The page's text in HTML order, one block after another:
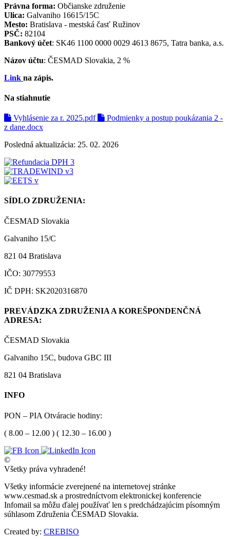
Právna forma: Občianske združenie
Ulica: Galvaniho 16615/15C
Mesto: Bratislava - mestská časť Ružinov
PSČ: 82104
Bankový účet: SK46 1100 0000 0029 4613 8675, Tatra banka, a.s.
Názov účtu: ČESMAD Slovakia, 2 %
Link na zápis.
Na stiahnutie
Vyhlásenie za r. 2025.pdf
Podmienky a postup poukázania 2 -
z dane.docx
Posledná aktualizácia: 25. 02. 2026
SÍDLO ZDRUŽENIA:
ČESMAD Slovakia
Galvaniho 15/C
821 04 Bratislava
IČO: 30779553
IČ DPH: SK2020316870
PREVÁDZKA ZDRUŽENIA A KOREŠPONDENČNÁ
ADRESA:
ČESMAD Slovakia
Galvaniho 15C, budova GBC III
821 04 Bratislava
INFO
PON – PIA Otváracie hodiny:
( 8.00 – 12.00 ) ( 12.30 – 16.00 )
©
Všetky práva vyhradené!
Všetky informácie zverejnené na internetovej stránke
www.cesmad.sk a prostredníctvom elektronickej konferencie
Infomail sa môžu ďalej používať len s predchádzajúcim písomným
súhlasom Združenia ČESMAD Slovakia.
Created by: CREBISO